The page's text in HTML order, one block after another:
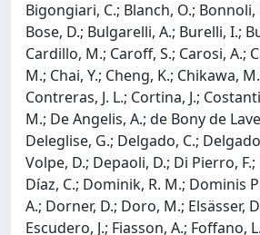
Bigongiari, C.; Blanch, O.; Bonnoli,
Bose, D.; Bulgarelli, A.; Burelli, I.;
Cardillo, M.; Caroff, S.; Carosi, A.;
M.; Chai, Y.; Cheng, K.; Chikawa,
Contreras, J. L.; Cortina, J.;
M.; De Angelis, A.; de Bony de
Deleglise, G.; Delgado, C.;
Volpe, D.; Depaoli, D.; Di Pierro, F.;
Díaz, C.; Dominik, R. M.; Dominis
A.; Dorner, D.; Doro, M.; Elsässer,
Escudero, J.; Fiasson, A.; Foffano,